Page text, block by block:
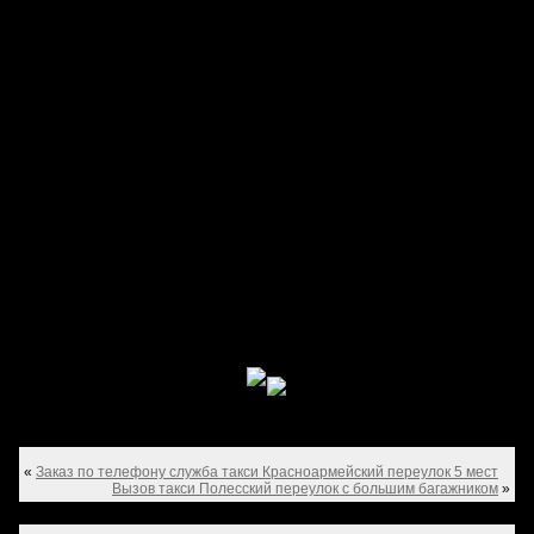
« Заказ по телефону служба такси Красноармейский переулок 5 мест
Вызов такси Полесский переулок с большим багажником »